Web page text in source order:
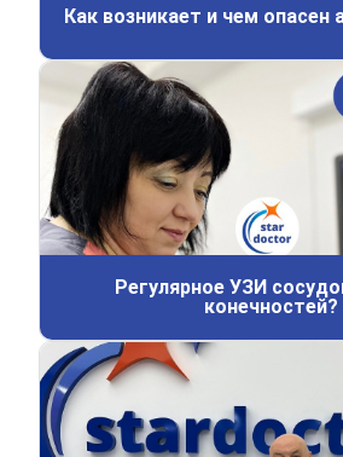
Как возникает и чем опасен
Регулярное УЗИ
конечностей?